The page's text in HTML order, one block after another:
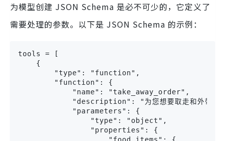
为模型创建 JSON Schema 是必不可少的，它定义了
需要处理的参数。以下是 JSON Schema 的示例：
tools = [
    {
        "type": "function",
        "function": {
            "name": "take_away_order",
"description": "为您想要取走和外带的
            "parameters": {
                "type": "object",
                "properties": {